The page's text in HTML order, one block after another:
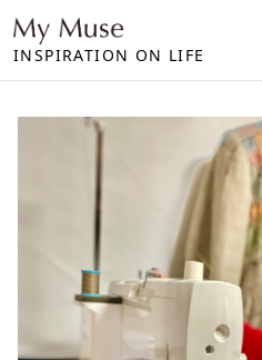
INSPIRATION ON LIFE